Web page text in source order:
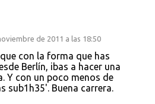
de 2011 a las 18:50
con la forma que has
Berlín, ibas a hacer una
Y con un poco menos de
sub1h35'. Buena carrera.